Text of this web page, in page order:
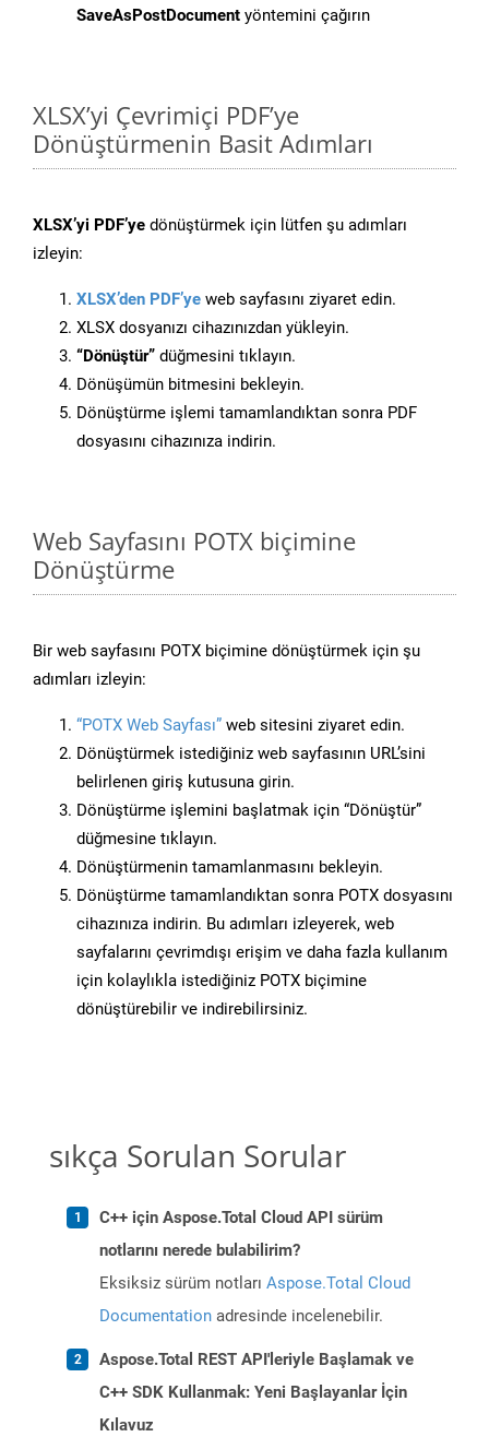
SaveAsPostDocument yöntemini çağırın
XLSX’yi Çevrimiçi PDF’ye
Dönüştürmenin Basit Adımları
XLSX’yi PDF’ye dönüştürmek için lütfen şu adımları
izleyin:
XLSX’den PDF’ye web sayfasını ziyaret edin.
XLSX dosyanızı cihazınızdan yükleyin.
“Dönüştür” düğmesini tıklayın.
Dönüşümün bitmesini bekleyin.
Dönüştürme işlemi tamamlandıktan sonra PDF
dosyasını cihazınıza indirin.
Web Sayfasını POTX biçimine
Dönüştürme
Bir web sayfasını POTX biçimine dönüştürmek için şu
adımları izleyin:
“POTX Web Sayfası” web sitesini ziyaret edin.
Dönüştürmek istediğiniz web sayfasının URL’sini
belirlenen giriş kutusuna girin.
Dönüştürme işlemini başlatmak için “Dönüştür”
düğmesine tıklayın.
Dönüştürmenin tamamlanmasını bekleyin.
Dönüştürme tamamlandıktan sonra POTX dosyasını
cihazınıza indirin. Bu adımları izleyerek, web
sayfalarını çevrimdışı erişim ve daha fazla kullanım
için kolaylıkla istediğiniz POTX biçimine
dönüştürebilir ve indirebilirsiniz.
sıkça Sorulan Sorular
C++ için Aspose.Total Cloud API sürüm
notlarını nerede bulabilirim?
Eksiksiz sürüm notları Aspose.Total Cloud
Documentation adresinde incelenebilir.
Aspose.Total REST API'leriyle Başlamak ve
C++ SDK Kullanmak: Yeni Başlayanlar İçin
Kılavuz